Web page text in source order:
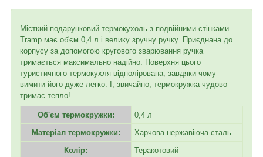
Місткий подарунковий термокухоль з подвійними стінками
Tramp має об'єм 0,4 л і велику зручну ручку. Приєднана до
корпусу за допомогою кругового зварювання ручка
тримається максимально надійно. Поверхня цього
туристичного термокухля відполірована, завдяки чому
вимити його дуже легко. І, звичайно, термокружка чудово
тримає тепло!
Об'єм термокружки:
0,4 л
Матеріал термокружки:
Харчова нержавіюча сталь
Колір:
Теракотовий